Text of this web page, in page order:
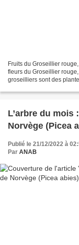
Fruits du Groseillier rouge,
fleurs du Groseillier rouge,
groseilliers sont des
L’arbre du mois
Norvège (Picea
Publié le 21/12/2022 à
Par ANAB